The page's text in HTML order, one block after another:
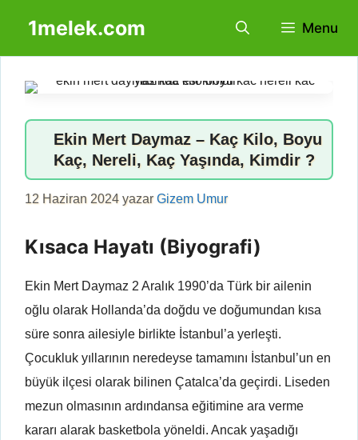
1melek.com Menu
Ekin Mert Daymaz – Kaç Kilo, Boyu
Kaç, Nereli, Kaç Yaşında, Kimdir ?
12 Haziran 2024 yazarGizem Umur
Kısaca Hayatı (Biyografi)
Ekin Mert Daymaz 2 Aralık 1990’da Türk bir ailenin
oğlu olarak Hollanda’da doğdu ve doğumundan kısa
süre sonra ailesiyle birlikte İstanbul’a yerleşti.
Çocukluk yıllarının neredeyse tamamını İstanbul’un en
büyük ilçesi olarak bilinen Çatalca’da geçirdi. Liseden
mezun olmasının ardındansa eğitimine ara verme
kararı alarak basketbola yöneldi. Ancak yaşadığı